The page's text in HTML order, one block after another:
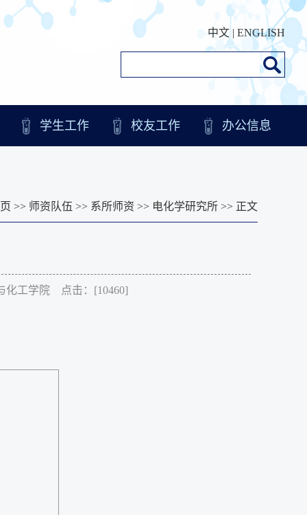
中文 | ENGLISH
学生工作 校友工作 办公信息
>> 师资队伍 >> 系所师资 >> 电化学研究所 >> 正文
化工学院 点击：[10460]